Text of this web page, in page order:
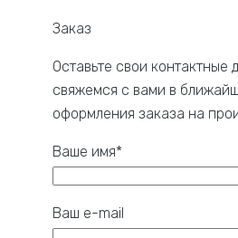
Заказ
Оставьте свои контактные
свяжемся с вами в
оформления заказа на
Ваше имя*
Ваш e-mail